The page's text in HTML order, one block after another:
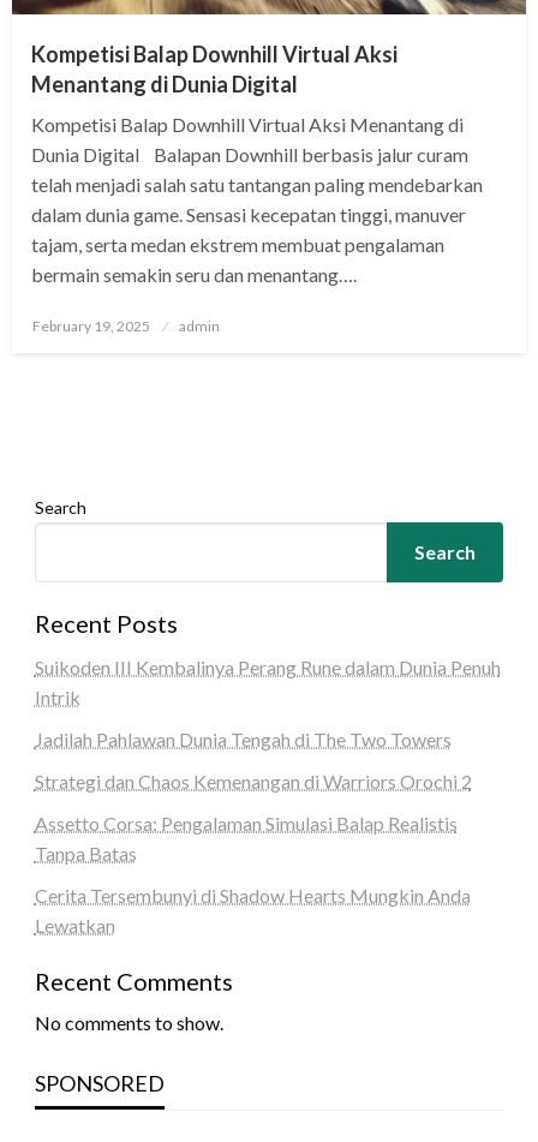
Kompetisi Balap Downhill Virtual Aksi
Menantang di Dunia Digital
Kompetisi Balap Downhill Virtual Aksi Menantang di
Dunia Digital Balapan Downhill berbasis jalur curam
telah menjadi salah satu tantangan paling mendebarkan
dalam dunia game. Sensasi kecepatan tinggi, manuver
tajam, serta medan ekstrem membuat pengalaman
bermain semakin seru dan menantang….
Posted
February 19, 2025 admin
Search
Search
Recent Posts
Suikoden III Kembalinya Perang Rune dalam Dunia Penuh
Intrik
Jadilah Pahlawan Dunia Tengah di The Two Towers
Strategi dan Chaos Kemenangan di Warriors Orochi 2
Assetto Corsa: Pengalaman Simulasi Balap Realistis
Tanpa Batas
Cerita Tersembunyi di Shadow Hearts Mungkin Anda
Lewatkan
Recent Comments
No comments to show.
SPONSORED